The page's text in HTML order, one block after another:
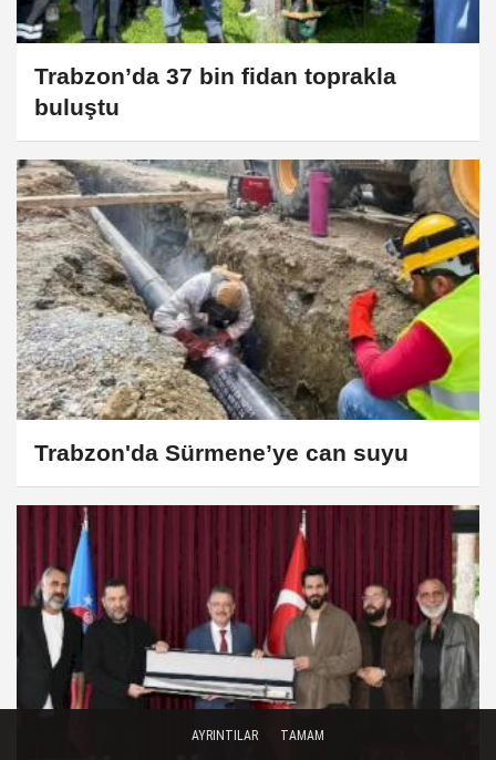
Trabzon’da 37 bin fidan toprakla
buluştu
Trabzon'da Sürmene’ye can suyu
AYRINTILAR TAMAM